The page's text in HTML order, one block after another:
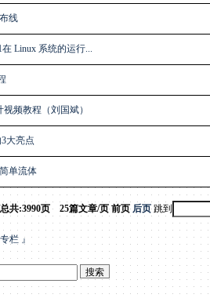
线
Linux 系统的运行...
频教程（刘国斌）
大亮点
单流体
共:3990页 25篇文章/页前页 后页跳到
栏 』